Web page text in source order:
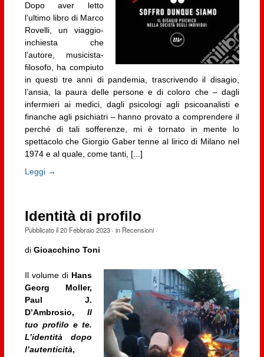
Dopo aver letto
l’ultimo libro di Marco
Rovelli, un viaggio-
inchiesta che
l’autore, musicista-
filosofo, ha compiuto
in questi tre anni di pandemia, trascrivendo il disagio,
l’ansia, la paura delle persone e di coloro che – dagli
infermieri ai medici, dagli psicologi agli psicoanalisti e
finanche agli psichiatri – hanno provato a comprendere il
perché di tali sofferenze, mi è tornato in mente lo
spettacolo che Giorgio Gaber tenne al lirico di Milano nel
1974 e al quale, come tanti, [...]
Leggi →
Identità di profilo
Pubblicato il20 Febbraio 2023· in Recensioni·
di Gioacchino Toni
Il volume di Hans
Georg Moller,
Paul J.
D’Ambrosio,Il
tuo profilo e te.
L’identità dopo
l’autenticità,